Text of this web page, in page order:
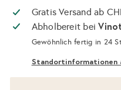
Gratis Versand ab
Abholbereit bei
Gewöhnlich fertig in 24
Standortinformationen